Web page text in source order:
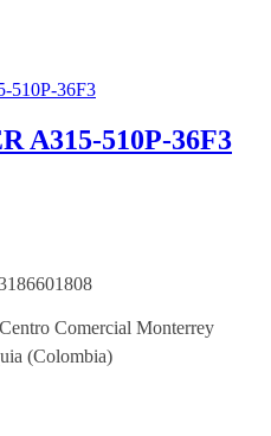
A315-510P-36F3
Comercial Monterrey
(Colombia)